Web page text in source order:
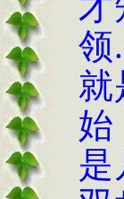
领
就
始
是